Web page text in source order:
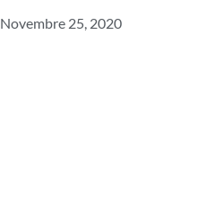
Novembre 25, 2020